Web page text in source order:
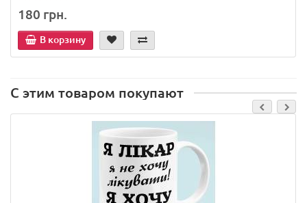
180 грн.
В корзину
С этим товаром покупают